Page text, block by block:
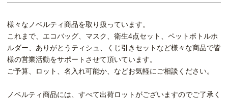
様々なノベルティ商品を取り扱っています。
これまで、エコバッグ、マスク、衛生4点セット、ペットボトルホ
ルダー、ありがとうティシュ、くじ引きセットなど様々な商品で皆
様の営業活動をサポートさせて頂いています。
ご予算、ロット、名入れ可能か、などお気軽にご相談ください。
ノベルティ商品には、すべて出荷ロットがございますのでご了承く